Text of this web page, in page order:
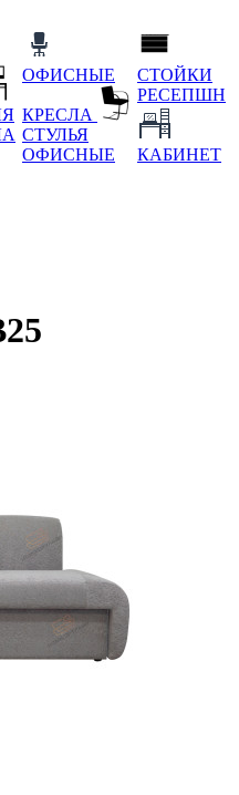
ОФИСНЫЕ
КРЕСЛА
СТУЛЬЯ
ОФИСНЫЕ
СТОЙКИ
РЕСЕПШН
КАБИНЕТ